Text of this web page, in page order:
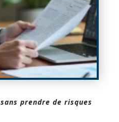
prendre de risques